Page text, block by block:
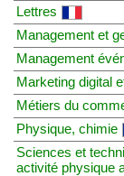
Lettres
Management et
Management
Marketing digital
Métiers du
Physique, chimie
Sciences et
activité physique